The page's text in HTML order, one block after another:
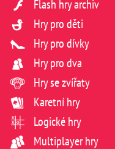
Flash hry archiv
Hry pro děti
Hry pro dívky
Hry pro dva
Hry se zvířaty
Karetní hry
Logické hry
Multiplayer hry